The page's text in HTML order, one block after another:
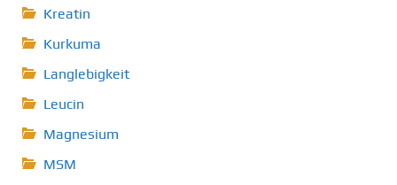
Kreatin
Kurkuma
Langlebigkeit
Leucin
Magnesium
MSM